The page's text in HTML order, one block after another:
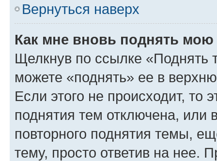
Вернуться наверх
Как мне вновь поднять мою
Щелкнув по ссылке «Поднять
можете «поднять» ее в
Если этого не происходит, то
поднятия тем отключена, или
повторного поднятия темы,
тему, просто ответив на нее.